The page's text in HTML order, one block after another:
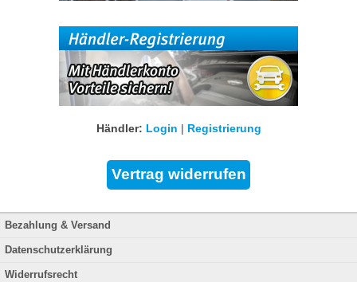
Händler: Login | Registrierung
Bezahlung & Versand
Datenschutzerklärung
Widerrufsrecht